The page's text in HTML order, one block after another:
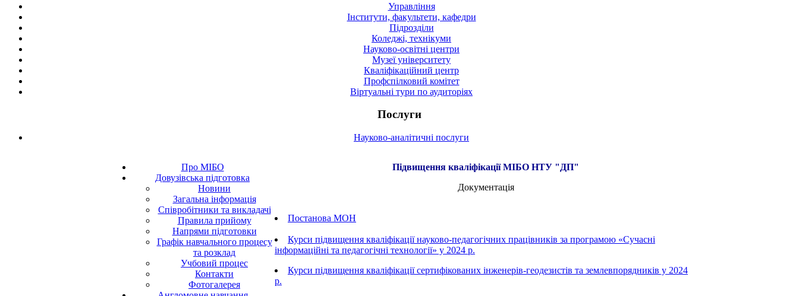
Управління
Інститути, факультети, кафедри
Підрозділи
Коледжі, технікуми
Науково-освітні центри
Музеї університету
Кваліфікаційний центр
Профспілковий комітет
Віртуальні тури по аудиторіях
Послуги
Науково-аналітичні послуги
Про МІБО
Довузівська підготовка
Новини
Загальна інформація
Співробітники та викладачі
Правила прийому
Напрями підготовки
Графік навчального процесу
та розклад
Учбовий процес
Контакти
Фотогалерея
Підвищення кваліфікації МІБО НТУ "ДП"
Документація
Постанова МОН
Курси підвищення кваліфікації науково-педагогічних працівників за програмою «Сучасні
інформаційні та педагогічні технології» у 2024 р.
Курси підвищення кваліфікації сертифікованих інженерів-геодезистів та землевпорядників у 2024
р.